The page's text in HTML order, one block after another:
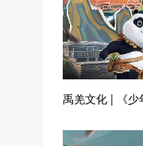
禹羌文化 | 《少年